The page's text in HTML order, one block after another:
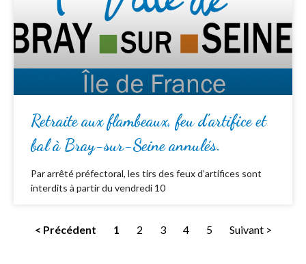
Retraite aux flambeaux, feu d’artifice et
bal à Bray-sur-Seine annulés.
Par arrêté préfectoral, les tirs des feux d’artifices sont
interdits à partir du vendredi 10
< Précédent 1 2 3 4 5 Suivant >